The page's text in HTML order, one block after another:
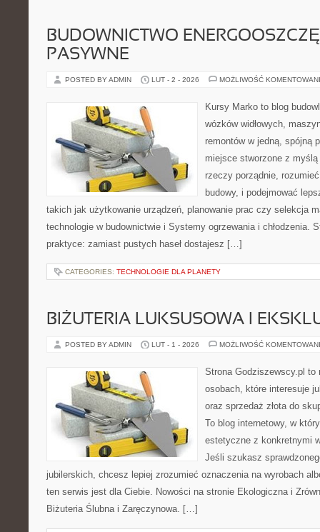
BUDOWNICTWO
PASYWNE
POSTED BY ADMIN LUT - 2 - 2026 MOŻLIWOŚĆ
Kursy Marko to blog
wózków widłowych,
remontów w jedną, spójną
miejsce stworzone z
rzeczy porządnie,
budowy, i podejmować
takich jak użytkowanie urządzeń, planowanie prac czy selekcja
technologie w budownictwie i Systemy ogrzewania i chłodzenia.
praktyce: zamiast pustych haseł dostajesz […]
CATEGORIES: TECHNOLOGIE DLA PLANETY
BIŻUTERIA LUKSUSOWA I
POSTED BY ADMIN LUT - 1 - 2026 MOŻLIWOŚĆ
Strona Godziszewscy.pl
osobach, które interesuje
oraz sprzedaż złota do
To blog internetowy, w
estetyczne z konkretnymi
Jeśli szukasz
jubilerskich, chcesz lepiej zrozumieć oznaczenia na wyrobach
ten serwis jest dla Ciebie. Nowości na stronie Ekologiczna i
Biżuteria Ślubna i Zaręczynowa. […]